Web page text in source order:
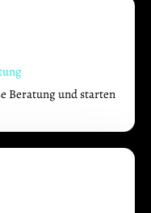
Beratung und starten